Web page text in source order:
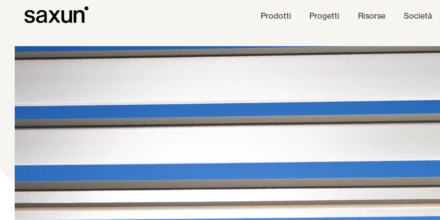
Prodotti
Cassonetti e Tapparelle Avvolgibili Pergole Bioclimatiche Frangisole e Persiane
Progetti Risorse Società